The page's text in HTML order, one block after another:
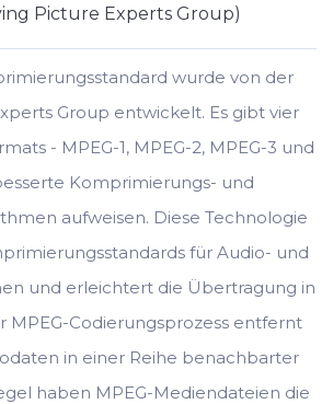
Picture Experts Group)
wurde von der
Group entwickelt. Es gibt vier
- MPEG-1, MPEG-2, MPEG-3 und
Komprimierungs- und
aufweisen. Diese Technologie
für Audio- und
und erleichtert die Übertragung in
MPEG-Codierungsprozess entfernt
in einer Reihe benachbarter
haben MPEG-Mediendateien die